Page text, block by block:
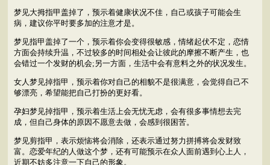
梦见大拇指甲盖掉了，预示着健康状况不佳，自己或孩子可能会生
病，建议你平时要多加的注意才是。
梦见指甲盖掉了一个，预示着你会变得很敏感，情绪起伏不定，恋情
方面会持续升温，不过较多的时间相处会让彼此的摩擦不断产生，也
会错过一个发财的机会;另一方面，生活中会有意料之外的状况发生。
女人梦见掉指甲，预示着你对自己的相貌不是很满意，会觉得自己不
够漂亮，希望能把自己打扮的更好看。
孕妇梦见掉指甲，预示着生活上会无忧无虑，会有很多事情想去完
成，但自己身体的原因不愿意去做，会感到很困苦。
梦见剪指甲，表示烦恼将会消除，还表示通过努力拼搏将会发财致
富。恋爱年纪的人做这个梦，还有可能预示在众人面前遇到心上人，
近期不妨多注意一下自己的形象。